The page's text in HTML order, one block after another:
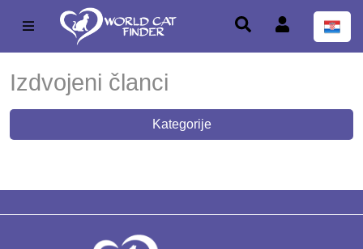
Izdvojeni članci
Kategorije